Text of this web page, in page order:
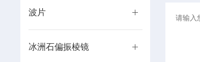
波片
冰洲石偏振棱镜